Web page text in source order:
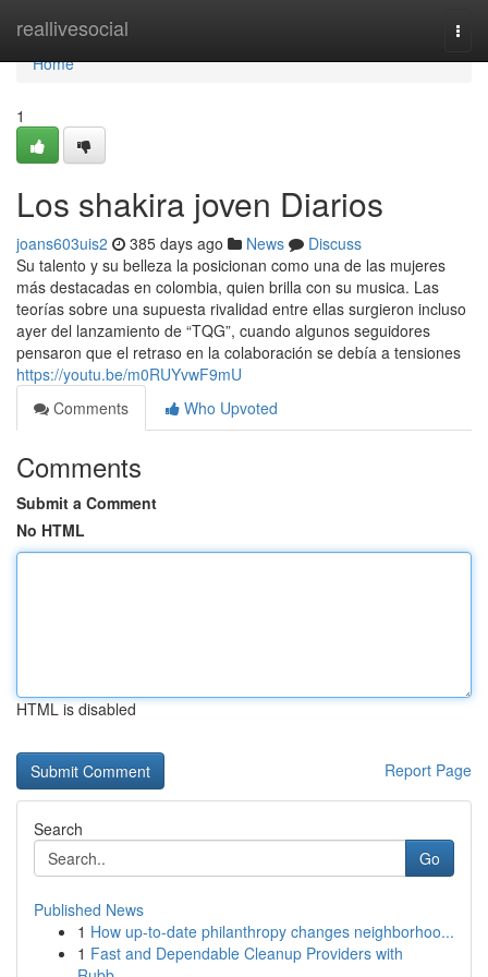
reallivesocial
Home
Home
1
Los shakira joven Diarios
joans603uis2 385 days ago News
Discuss
Su talento y su belleza la posicionan como una de las mujeres
más destacadas en colombia, quien brilla con su musica. Las
teorías sobre una supuesta rivalidad entre ellas surgieron incluso
ayer del lanzamiento de “TQG”, cuando algunos seguidores
pensaron que el retraso en la colaboración se debía a tensiones
https://youtu.be/m0RUYvwF9mU
Comments
Who Upvoted
Comments
Submit a Comment
No HTML
HTML is disabled
Report Page
Search
Go
Published News
1 How up-to-date philanthropy changes neighborhoo...
1 Fast and Dependable Cleanup Providers with